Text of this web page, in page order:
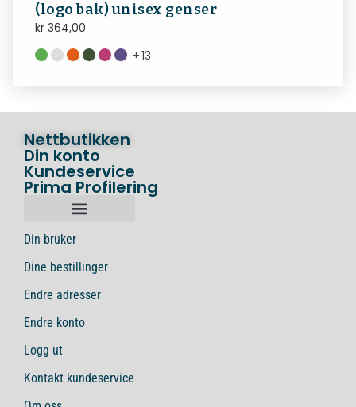
(logo bak) unisex genser
kr 364,00
+13
Nettbutikken
Din konto
Kundeservice
Prima Profilering
Din bruker
Dine bestillinger
Endre adresser
Endre konto
Logg ut
Kontakt kundeservice